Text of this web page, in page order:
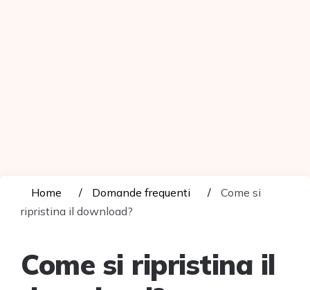
Home Domande frequenti
Come si
ripristina il download?
Come si ripristina il